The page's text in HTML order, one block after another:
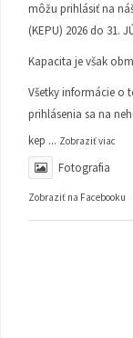
môžu prihlásiť na
(KEPU) 2026 do 31.
Kapacita je však
Všetky informácie o
prihlásenia sa na
kep ... Zobraziť viac
Fotografia
Zobraziť na Facebooku